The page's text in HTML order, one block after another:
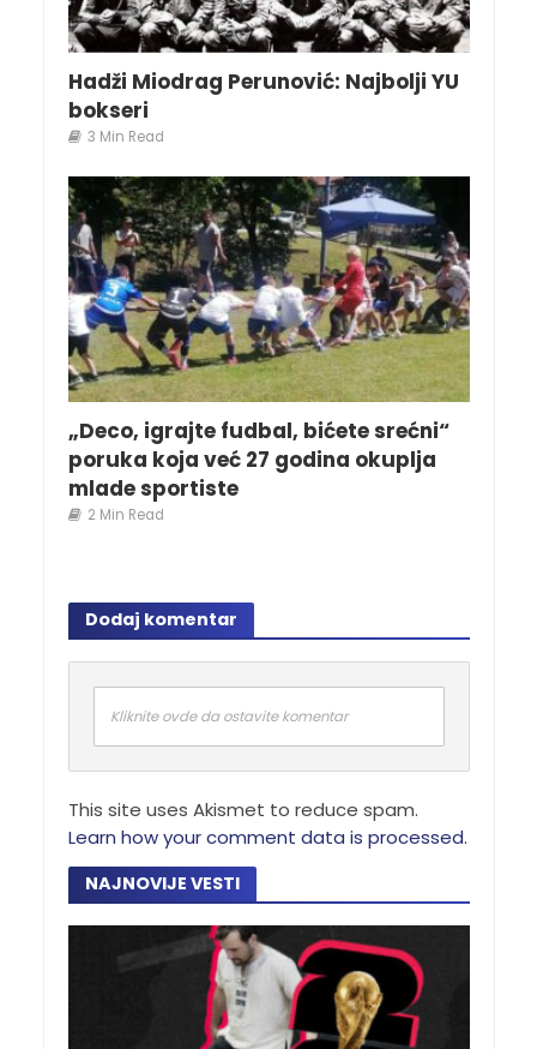
Hadži Miodrag Perunović: Najbolji YU
bokseri
3 Min Read
„Deco, igrajte fudbal, bićete srećni“
poruka koja već 27 godina okuplja
mlade sportiste
2 Min Read
Dodaj komentar
Kliknite ovde da ostavite komentar
This site uses Akismet to reduce spam.
Learn how your comment data is processed.
NAJNOVIJE VESTI